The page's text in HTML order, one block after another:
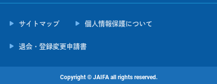
サイトマップ 個人情報保護について
退会・登録変更申請書
Copyright ©︎ JAIFA all rights reserved.